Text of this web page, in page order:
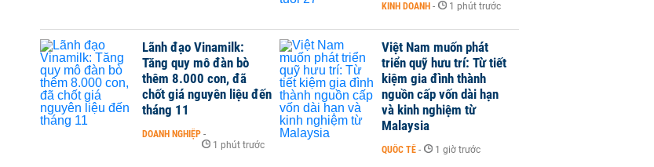
KINH DOANH - 1 phút trước
Lãnh đạo Vinamilk:
Tăng quy mô đàn bò
thêm 8.000 con, đã
chốt giá nguyên liệu đến
tháng 11
DOANH NGHIỆP -
1 phút trước
Việt Nam muốn phát
triển quỹ hưu trí: Từ tiết
kiệm gia đình thành
nguồn cấp vốn dài hạn
và kinh nghiệm từ
Malaysia
QUỐC TẾ - 1 giờ trước